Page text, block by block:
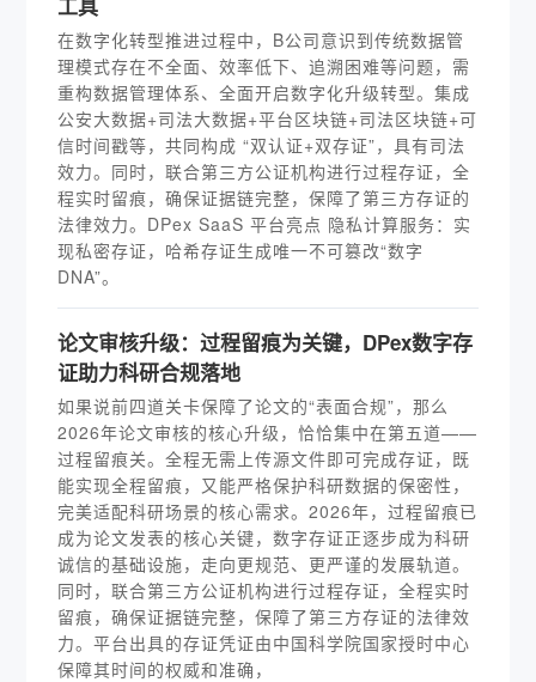
工具
在数字化转型推进过程中，B公司意识到传统数据管
理模式存在不全面、效率低下、追溯困难等问题，需
重构数据管理体系、全面开启数字化升级转型。集成
公安大数据+司法大数据+平台区块链+司法区块链+可
信时间戳等，共同构成 “双认证+双存证”，具有司法
效力。同时，联合第三方公证机构进行过程存证，全
程实时留痕，确保证据链完整，保障了第三方存证的
法律效力。DPex SaaS 平台亮点 隐私计算服务：实
现私密存证，哈希存证生成唯一不可篡改“数字
DNA”。
论文审核升级：过程留痕为关键，DPex数字存
证助力科研合规落地
如果说前四道关卡保障了论文的“表面合规”，那么
2026年论文审核的核心升级，恰恰集中在第五道——
过程留痕关。全程无需上传源文件即可完成存证，既
能实现全程留痕，又能严格保护科研数据的保密性，
完美适配科研场景的核心需求。2026年，过程留痕已
成为论文发表的核心关键，数字存证正逐步成为科研
诚信的基础设施，走向更规范、更严谨的发展轨道。
同时，联合第三方公证机构进行过程存证，全程实时
留痕，确保证据链完整，保障了第三方存证的法律效
力。平台出具的存证凭证由中国科学院国家授时中心
保障其时间的权威和准确，